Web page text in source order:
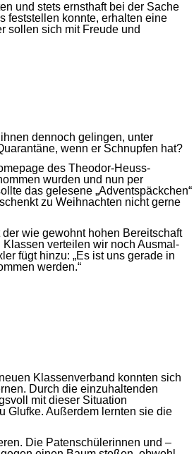
und stets ernsthaft bei der Sache
feststellen konnte, erhalten eine
sollen sich mit Freude und
dennoch gelingen, unter
wenn er Schnupfen hat?
des Theodor-Heuss-
wurden und nun per
das gelesene „Adventspäckchen“
zu Weihnachten nicht gerne
wie gewohnt hohen Bereitschaft
verteilen wir noch Ausmal-
fügt hinzu: „Es ist uns gerade in
werden.“
Klassenverband konnten sich
Durch die einzuhaltenden
mit dieser Situation
Glufke. Außerdem lernten sie die
Die Patenschülerinnen und –